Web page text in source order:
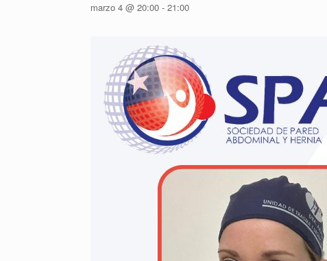
marzo 4 @ 20:00 - 21:00